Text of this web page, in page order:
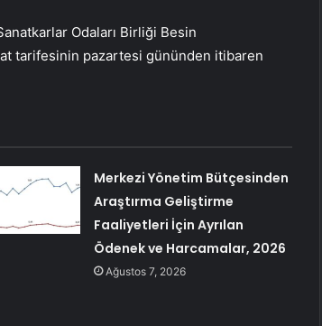
Odaları Birliği Besin
tarifesinin pazartesi gününden itibaren
Merkezi Yönetim Bütçesinden
Araştırma Geliştirme
Faaliyetleri İçin Ayrılan
Ödenek ve Harcamalar, 2026
Ağustos 7, 2026